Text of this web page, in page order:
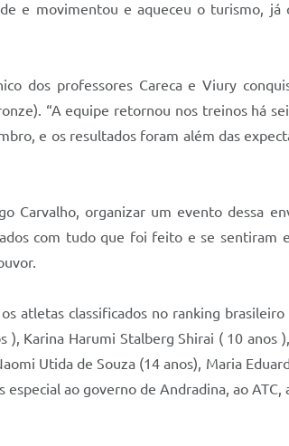
e movimentou e aqueceu o turismo,
dos professores Careca e Viury
“A equipe retornou nos treinos há
e os resultados foram além das
Carvalho, organizar um evento dessa
com tudo que foi feito e se sentiram
atletas classificados no ranking
), Karina Harumi Stalberg Shirai ( 10
Utida de Souza (14 anos), Maria
ao governo de Andradina, ao